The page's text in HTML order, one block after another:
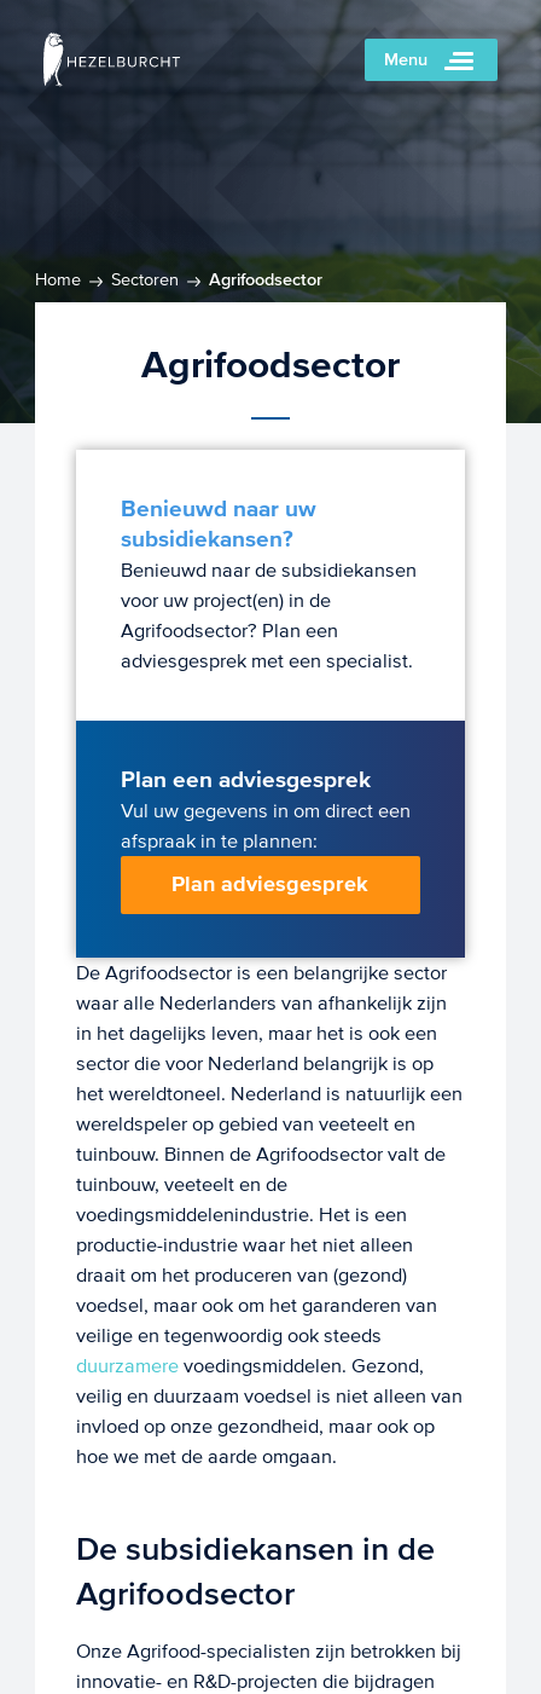
Menu
Home Sectoren Agrifoodsector
Agrifoodsector
Benieuwd naar uw
subsidiekansen?
Benieuwd naar de subsidiekansen
voor uw project(en) in de
Agrifoodsector? Plan een
adviesgesprek met een specialist.
Plan een adviesgesprek
Vul uw gegevens in om direct een
afspraak in te plannen:
Plan adviesgesprek
De Agrifoodsector is een belangrijke sector
waar alle Nederlanders van afhankelijk zijn
in het dagelijks leven, maar het is ook een
sector die voor Nederland belangrijk is op
het wereldtoneel. Nederland is natuurlijk een
wereldspeler op gebied van veeteelt en
tuinbouw. Binnen de Agrifoodsector valt de
tuinbouw, veeteelt en de
voedingsmiddelenindustrie. Het is een
productie-industrie waar het niet alleen
draait om het produceren van (gezond)
voedsel, maar ook om het garanderen van
veilige en tegenwoordig ook steeds
duurzamerevoedingsmiddelen. Gezond,
veilig en duurzaam voedsel is niet alleen van
invloed op onze gezondheid, maar ook op
hoe we met de aarde omgaan.
De subsidiekansen in de
Agrifoodsector
Onze Agrifood-specialisten zijn betrokken bij
innovatie- en R&D-projecten die bijdragen